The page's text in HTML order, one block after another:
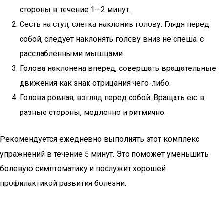
стороны в течение 1—2 минут.
Сесть на стул, слегка наклонив голову. Глядя перед
собой, следует наклонять голову вниз не спеша, с
расслабленными мышцами.
Голова наклонена вперед, совершать вращательные
движения как знак отрицания чего-либо.
Голова ровная, взгляд перед собой. Вращать ею в
разные стороны, медленно и ритмично.
Рекомендуется ежедневно выполнять этот комплекс
упражнений в течение 5 минут. Это поможет уменьшить
болевую симптоматику и послужит хорошей
профилактикой развития болезни.